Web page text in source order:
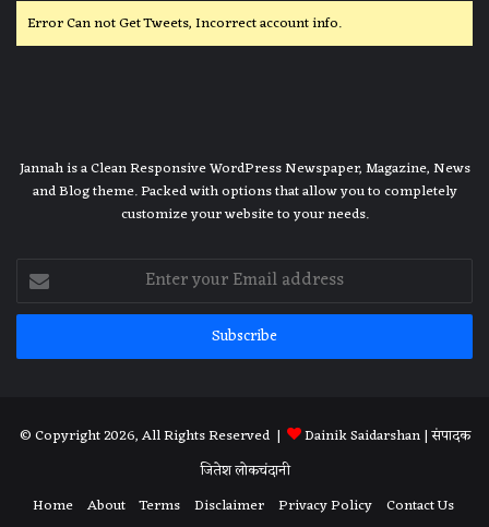
Error Can not Get Tweets, Incorrect account info.
Jannah is a Clean Responsive WordPress Newspaper, Magazine, News
and Blog theme. Packed with options that allow you to completely
customize your website to your needs.
Enter
your
Email
© Copyright 2026, All Rights Reserved | Dainik Saidarshan| संपादक
जितेश लोकचंदानी
Home About Terms Disclaimer Privacy Policy Contact Us